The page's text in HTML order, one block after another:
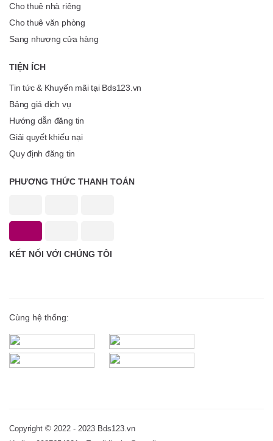
Cho thuê nhà riêng
Cho thuê văn phòng
Sang nhượng cửa hàng
TIỆN ÍCH
Tin tức & Khuyến mãi tại Bds123.vn
Bảng giá dịch vụ
Hướng dẫn đăng tin
Giải quyết khiếu nại
Quy định đăng tin
PHƯƠNG THỨC THANH TOÁN
KẾT NỐI VỚI CHÚNG TÔI
Cùng hệ thống:
Copyright © 2022 - 2023 Bds123.vn